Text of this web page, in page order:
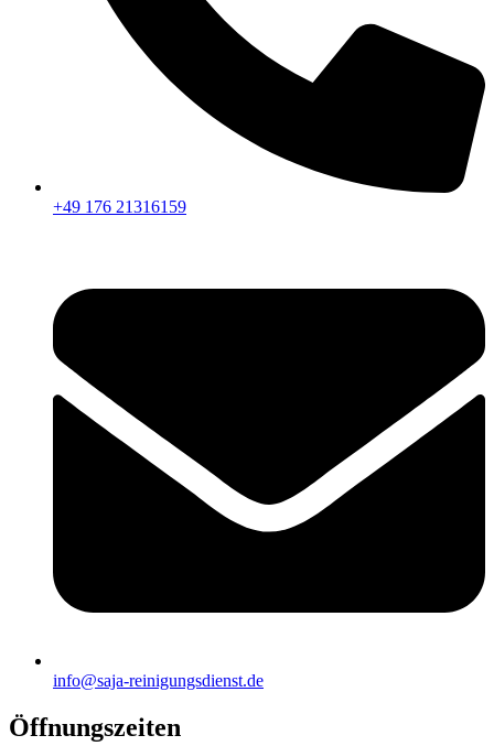
+49 176 21316159
info@saja-reinigungsdienst.de
Öffnungszeiten